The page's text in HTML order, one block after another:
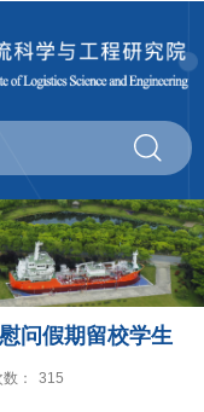
问假期留校学生
： 315